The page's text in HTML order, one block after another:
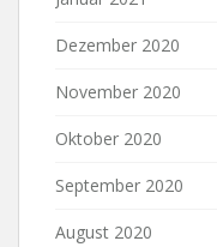
Dezember 2020
November 2020
Oktober 2020
September 2020
August 2020